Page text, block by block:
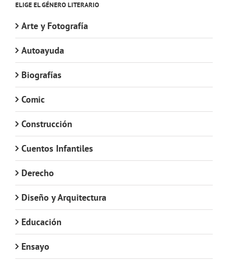
ELIGE EL GÉNERO LITERARIO
Arte y Fotografía
Autoayuda
Biografías
Comic
Construcción
Cuentos Infantiles
Derecho
Diseño y Arquitectura
Educación
Ensayo